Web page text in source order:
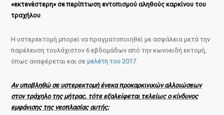
«εκτενέστερη» σε περίπτωση εντοπισμού αληθούς καρκίνου του
τραχήλου.
Η υστερεκτομή μπορεί να πραγματοποιηθεί με ασφάλεια μετά την
παρέλευση τουλάχιστον 6 εβδομάδων από την κωνοειδή εκτομή,
όπως αναφέρεται και σεμελέτη του 2017.
Αν υποβληθώ σε υστερεκτομή ένεκα προκαρκινικών αλλοιώσεων
στον τράχηλο της μήτρας, τότε εξαλείφεται τελείως ο κίνδυνος
εμφάνισης της νεοπλασίας αυτής;